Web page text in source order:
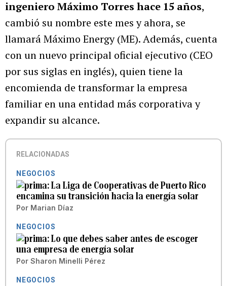
ingeniero Máximo Torres hace 15 años,
cambió su nombre este mes y ahora, se
llamará Máximo Energy (ME). Además, cuenta
con un nuevo principal oficial ejecutivo (CEO
por sus siglas en inglés), quien tiene la
encomienda de transformar la empresa
familiar en una entidad más corporativa y
expandir su alcance.
RELACIONADAS
NEGOCIOS
La Liga de Cooperativas de Puerto Rico
encamina su transición hacia la energía solar
Por Marian Díaz
NEGOCIOS
Lo que debes saber antes de escoger
una empresa de energía solar
Por Sharon Minelli Pérez
NEGOCIOS